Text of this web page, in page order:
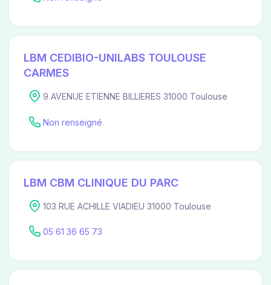
LBM CEDIBIO-UNILABS TOULOUSE
CARMES
9 AVENUE ETIENNE BILLIERES 31000 Toulouse
Non renseigné
LBM CBM CLINIQUE DU PARC
103 RUE ACHILLE VIADIEU 31000 Toulouse
05 61 36 65 73